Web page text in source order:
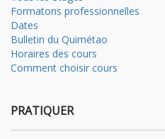
Formatons professionnelles
Dates
Bulletin du Quimétao
Horaires des cours
Comment choisir cours
PRATIQUER